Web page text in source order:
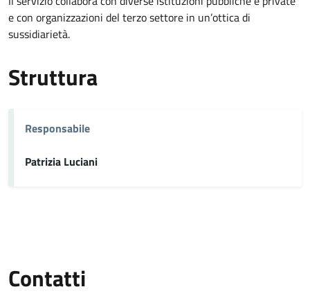
e con organizzazioni del terzo settore in un’ottica di
sussidiarietà.
Struttura
Responsabile
Patrizia Luciani
Contatti